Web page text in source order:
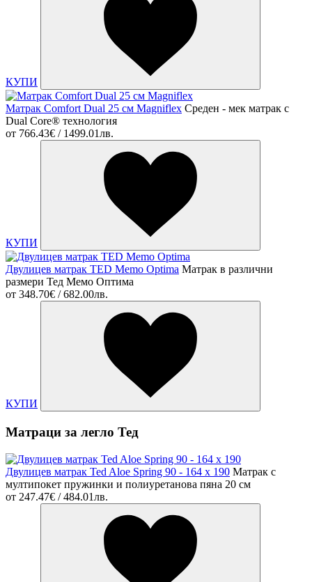
КУПИ
Матрак Comfort Dual 25 см Magniflex Среден - мек матрак с
Dual Core® технология
от 766.43€ / 1499.01лв.
КУПИ
Двулицев матрак TED Memo Optima Матрак в различни
размери Тед Мемо Оптима
от 348.70€ / 682.00лв.
КУПИ
Матраци за легло Тед
Двулицев матрак Ted Aloe Spring 90 - 164 х 190 Матрак с
мултипокет пружинки и полиуретaнова пяна 20 см
от 247.47€ / 484.01лв.